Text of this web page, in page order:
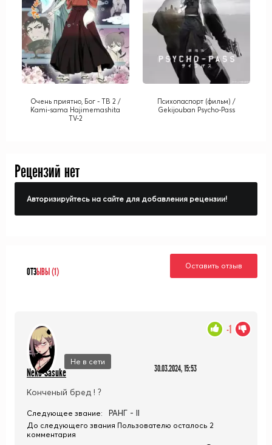
Очень приятно, Бог - ТВ 2 /
Kami-sama Hajimemashita
TV-2
Психопаспорт (фильм) /
Gekijouban Psycho-Pass
Рецензий нет
Авторизируйтесь на сайте для добавления рецензии!
ОТЗЫВЫ (1)
Оставить отзыв
Не в сети
Neko-Sasuke 30.03.2024, 15:53
Конченый бред ! ?
-1
Следующее звание: РАНГ - II
До следующего звания Пользователю осталось 2
комментария